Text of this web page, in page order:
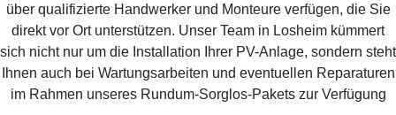
über qualifizierte Handwerker und Monteure verfügen, die Sie
direkt vor Ort unterstützen. Unser Team in Losheim kümmert
sich nicht nur um die Installation Ihrer PV-Anlage, sondern steht
Ihnen auch bei Wartungsarbeiten und eventuellen Reparaturen
im Rahmen unseres Rundum-Sorglos-Pakets zur Verfügung